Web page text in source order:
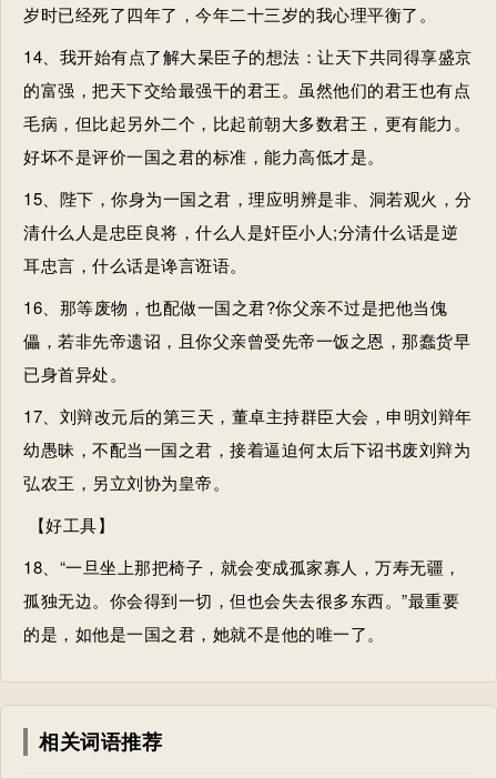
岁时已经死了四年了，今年二十三岁的我心理平衡了。
14、我开始有点了解大杲臣子的想法：让天下共同得享盛京
的富强，把天下交给最强干的君王。虽然他们的君王也有点
毛病，但比起另外二个，比起前朝大多数君王，更有能力。
好坏不是评价一国之君的标准，能力高低才是。
15、陛下，你身为一国之君 ，理应明辨是非、洞若观火，分
清什么人是忠臣良将，什么人是奸臣小人;分清什么话是逆
耳忠言，什么话是谗言诳语。
16、那等废物，也配做一国之君?你父亲不过是把他当傀
儡，若非先帝遗诏，且你父亲曾受先帝一饭之恩，那蠢货早
已身首异处。
17、刘辩改元后的第三天，董卓主持群臣大会，申明刘辩年
幼愚昧，不配当一国之君 ，接着逼迫何太后下诏书废刘辩为
弘农王，另立刘协为皇帝。
【好工具】
18、“一旦坐上那把椅子，就会变成孤家寡人，万寿无疆，
孤独无边。你会得到一切，但也会失去很多东西。”最重要
的是，如他是一国之君 ，她就不是他的唯一了。
相关词语推荐